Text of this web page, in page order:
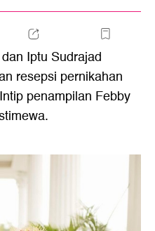
Iptu Sudrajad
resepsi pernikahan
penampilan Febby